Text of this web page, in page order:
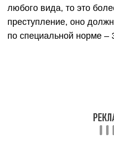
любого вида, то это
преступление, оно
по специальной норме –